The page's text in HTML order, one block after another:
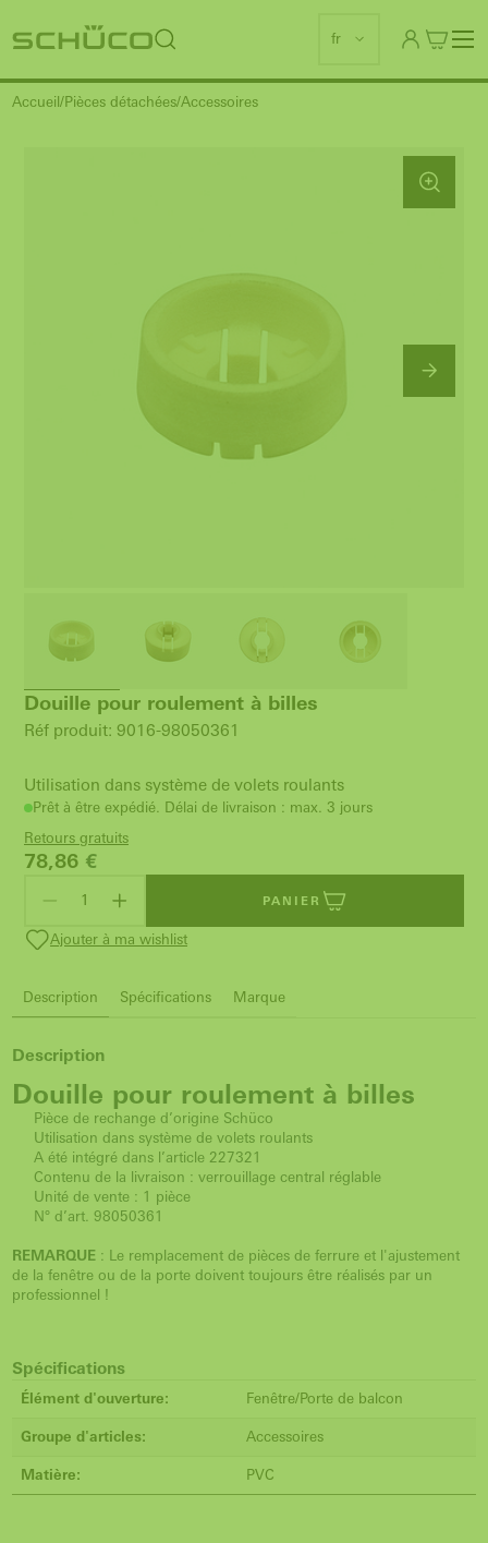
fr
Accueil Pièces détachées Accessoires
Douille pour roulement à billes
Réf produit: 9016-98050361
Utilisation dans système de volets roulants
Prêt à être expédié. Délai de livraison : max. 3 jours
Retours gratuits
78,86 €
PANIER
Ajouter à ma wishlist
Description Spécifications Marque
Description
Douille pour roulement à billes
Pièce de rechange d’origine Schüco
Utilisation dans système de volets roulants
A été intégré dans l’article 227321
Contenu de la livraison : verrouillage central réglable
Unité de vente : 1 pièce
N° d’art. 98050361
REMARQUE : Le remplacement de pièces de ferrure et l'ajustement
de la fenêtre ou de la porte doivent toujours être réalisés par un
professionnel !
Spécifications
Élément d'ouverture: Fenêtre/Porte de balcon
Groupe d'articles: Accessoires
Matière: PVC